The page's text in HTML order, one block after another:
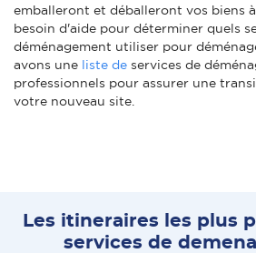
emballeront et déballeront vos biens
besoin d'aide pour déterminer quels
déménagement utiliser pour
avons une liste de services de
professionnels pour assurer une
votre nouveau site.
Les itineraires les plus
services de